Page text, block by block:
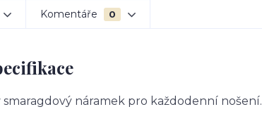
Komentáře 0
náramek pro každodenní nošení.